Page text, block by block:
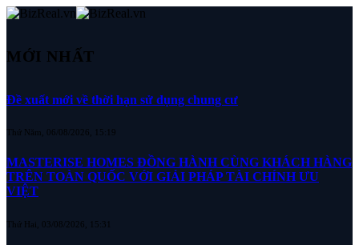
MỚI NHẤT
Đề xuất mới về thời hạn sử dụng chung cư
Thứ Năm, 06/08/2026, 15:19
MASTERISE HOMES ĐỒNG HÀNH CÙNG KHÁCH HÀNG
TRÊN TOÀN QUỐC VỚI GIẢI PHÁP TÀI CHÍNH ƯU
VIỆT
Thứ Hai, 03/08/2026, 15:31